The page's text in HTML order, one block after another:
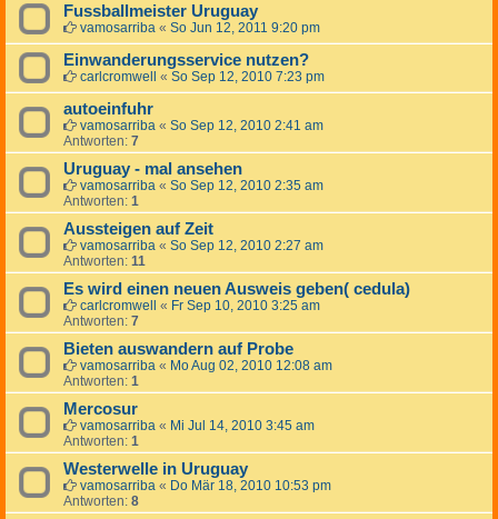
Fussballmeister Uruguay
vamosarriba « So Jun 12, 2011 9:20 pm
Einwanderungsservice nutzen?
carlcromwell « So Sep 12, 2010 7:23 pm
autoeinfuhr
vamosarriba « So Sep 12, 2010 2:41 am
Antworten: 7
Uruguay - mal ansehen
vamosarriba « So Sep 12, 2010 2:35 am
Antworten: 1
Aussteigen auf Zeit
vamosarriba « So Sep 12, 2010 2:27 am
Antworten: 11
Es wird einen neuen Ausweis geben( cedula)
carlcromwell « Fr Sep 10, 2010 3:25 am
Antworten: 7
Bieten auswandern auf Probe
vamosarriba « Mo Aug 02, 2010 12:08 am
Antworten: 1
Mercosur
vamosarriba « Mi Jul 14, 2010 3:45 am
Antworten: 1
Westerwelle in Uruguay
vamosarriba « Do Mär 18, 2010 10:53 pm
Antworten: 8